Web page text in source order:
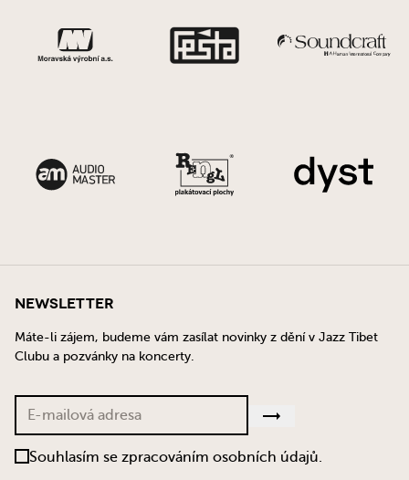
Newsletter
Máte-li zájem, budeme vám zasílat novinky z dění v Jazz Tibet
Clubu a pozvánky na koncerty.
Souhlasím se zpracováním osobních údajů.